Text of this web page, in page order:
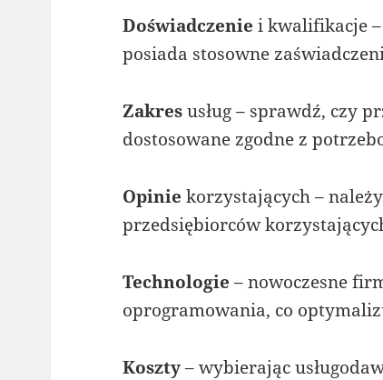
Doświadczenie i kwalifikacje
posiada stosowne
Zakresusług – sprawdź, czy
dostosowane zgodne z
Opinie korzystających –
przedsiębiorców
Technologie – nowoczesne
oprogramowania, co
Koszty– wybierając